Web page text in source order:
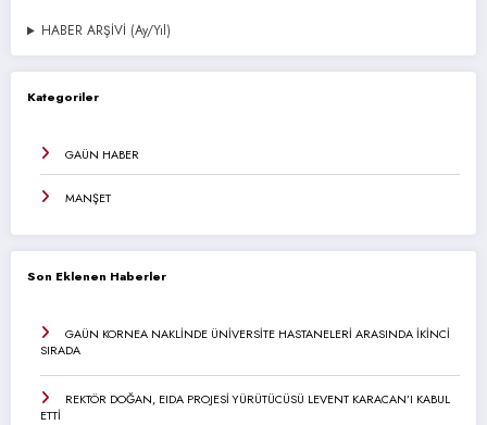
HABER ARŞİVİ (Ay/Yıl)
Kategoriler
GAÜN HABER
MANŞET
Son Eklenen Haberler
GAÜN KORNEA NAKLİNDE ÜNİVERSİTE HASTANELERİ ARASINDA İKİNCİ
SIRADA
REKTÖR DOĞAN, EIDA PROJESİ YÜRÜTÜCÜSÜ LEVENT KARACAN’I KABUL
ETTİ